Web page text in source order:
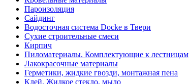
Пароизоляция
Сайдинг
Водосточная система Docke в Твери
Сухие строительные смеси
Кирпич
Пиломатериалы. Комплектующие к лестницам
Лакокрасочные материалы
Герметики, жидкие гвозди, монтажная пена
Клей. Жидкое стекло, мыло